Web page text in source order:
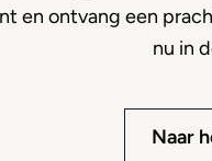
en ontvang een
nu in
Naar